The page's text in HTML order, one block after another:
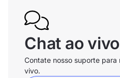
Chat ao vivo
Contate nosso suporte para
vivo.